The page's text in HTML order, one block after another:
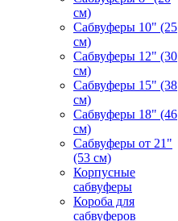
см)
Сабвуферы 10" (25
см)
Сабвуферы 12" (30
см)
Сабвуферы 15" (38
см)
Сабвуферы 18" (46
см)
Сабвуферы от 21"
(53 см)
Корпусные
сабвуферы
Короба для
сабвуферов